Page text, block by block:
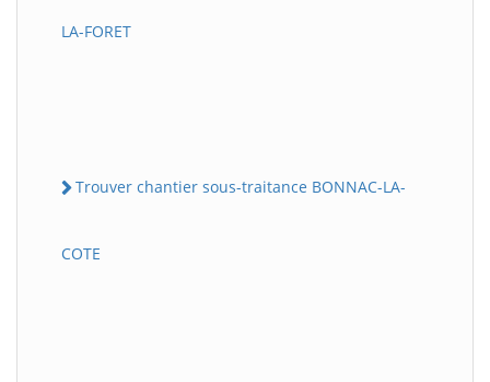
LA-FORET
Trouver chantier sous-traitance BONNAC-LA-
COTE